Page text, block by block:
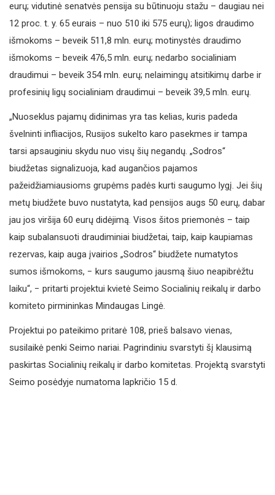
eurų; vidutinė senatvės pensija su būtinuoju stažu – daugiau nei
12 proc. t. y. 65 eurais – nuo 510 iki 575 eurų); ligos draudimo
išmokoms – beveik 511,8 mln. eurų; motinystės draudimo
išmokoms – beveik 476,5 mln. eurų; nedarbo socialiniam
draudimui – beveik 354 mln. eurų; nelaimingų atsitikimų darbe ir
profesinių ligų socialiniam draudimui – beveik 39,5 mln. eurų.
„Nuoseklus pajamų didinimas yra tas kelias, kuris padeda
švelninti infliacijos, Rusijos sukelto karo pasekmes ir tampa
tarsi apsauginiu skydu nuo visų šių negandų. „Sodros“
biudžetas signalizuoja, kad augančios pajamos
pažeidžiamiausioms grupėms padės kurti saugumo lygį. Jei šių
metų biudžete buvo nustatyta, kad pensijos augs 50 eurų, dabar
jau jos viršija 60 eurų didėjimą. Visos šitos priemonės – taip
kaip subalansuoti draudiminiai biudžetai, taip, kaip kaupiamas
rezervas, kaip auga įvairios „Sodros“ biudžete numatytos
sumos išmokoms, − kurs saugumo jausmą šiuo neapibrėžtu
laiku“, − pritarti projektui kvietė Seimo Socialinių reikalų ir darbo
komiteto pirmininkas Mindaugas Lingė.
Projektui po pateikimo pritarė 108, prieš balsavo vienas,
susilaikė penki Seimo nariai. Pagrindiniu svarstyti šį klausimą
paskirtas Socialinių reikalų ir darbo komitetas. Projektą svarstyti
Seimo posėdyje numatoma lapkričio 15 d.